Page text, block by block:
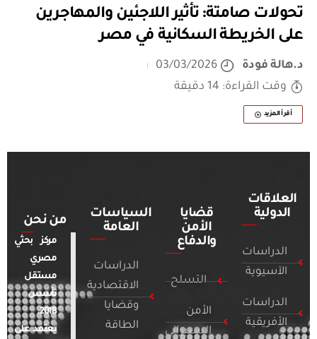
تحولات صامتة: تأثير اللاجئين والمهاجرين
على الخريطة السكانية في مصر
د.هالة فودة
03/03/2026
وقت القراءة: 14 دقيقة
أقرأ المزيد
العلاقات
الدولية
الدراسات
الآسيوية
الدراسات
الأفريقية
قضايا
الأمن
والدفاع
التسلح
الأمن
السيبراني
السياسات
العامة
الدراسات
الاقتصادية
وقضايا
الطاقة
من نحن
مركز بحثي
مصري
مستقل
تأسس
2018.
يعتمد على